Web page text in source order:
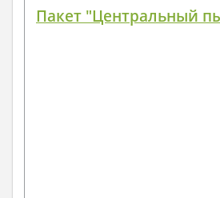
Пакет "Центральный